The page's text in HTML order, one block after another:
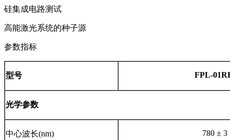
硅集成电路测试
高能激光系统的种子源
参数指标
型号 FPL-
光学参数
中心波长(nm) 780 ± 3